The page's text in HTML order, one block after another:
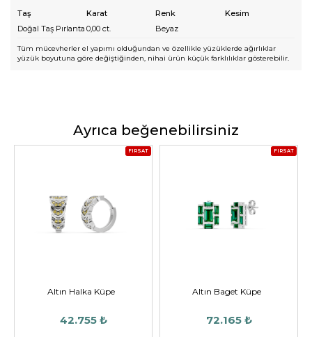
Taş Karat Renk
Kesim
Doğal Taş Pırlanta 0,00 ct. Beyaz
Tüm mücevherler el yapımı olduğundan ve özellikle yüzüklerde ağırlıklar
yüzük boyutuna göre değiştiğinden, nihai ürün küçük farklılıklar gösterebilir.
Ayrıca beğenebilirsiniz
FIRSAT
Altın Halka Küpe
42.755 ₺
FIRSAT
Altın Baget Küpe
72.165 ₺